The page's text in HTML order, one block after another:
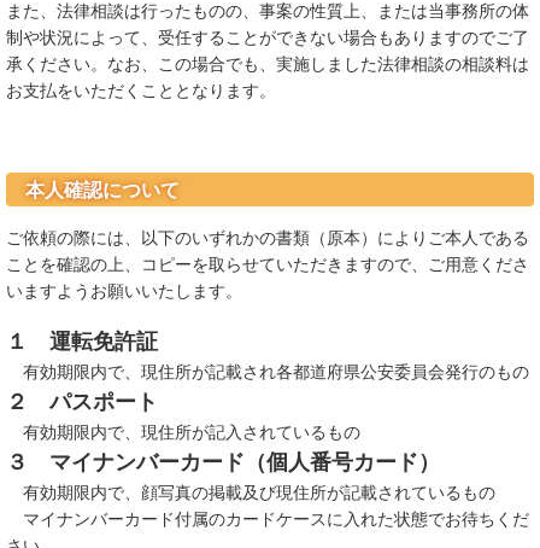
また、法律相談は行ったものの、事案の性質上、または当事務所の体
制や状況によって、受任することができない場合もありますのでご了
承ください。なお、この場合でも、実施しました法律相談の相談料は
お支払をいただくこととなります。
本人確認について
ご依頼の際には、以下のいずれかの書類（原本）によりご本人である
ことを確認の上、コピーを取らせていただきますので、ご用意くださ
いますようお願いいたします。
１ 運転免許証
有効期限内で、現住所が記載され各都道府県公安委員会発行のもの
２ パスポート
有効期限内で、現住所が記入されているもの
３ マイナンバーカード（個人番号カード）
有効期限内で、顔写真の掲載及び現住所が記載されているもの
マイナンバーカード付属のカードケースに入れた状態でお待ちくだ